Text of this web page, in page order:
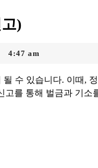
)
4:47 am
고를 통해 벌금과 기소